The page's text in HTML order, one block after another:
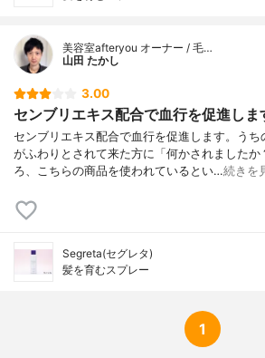
美容室afteryou オーナー / 毛…
山田 たかし
3.00
センブリエキス配合で血行を促進しま
センブリエキス配合で血行を促進します。う
がふわりとされて来た方に「何かされましたか
ろ、こちらの商品を使われているとい…続きを
Segreta(セグレタ)
髪を育むスプレー
1